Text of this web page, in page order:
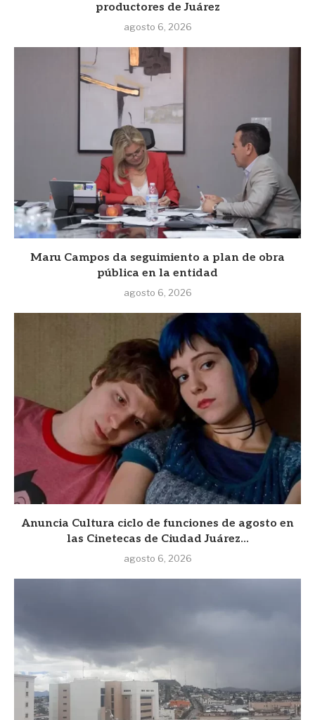
productores de Juárez
agosto 6, 2026
Maru Campos da seguimiento a plan de obra
pública en la entidad
agosto 6, 2026
Anuncia Cultura ciclo de funciones de agosto en
las Cinetecas de Ciudad Juárez...
agosto 6, 2026